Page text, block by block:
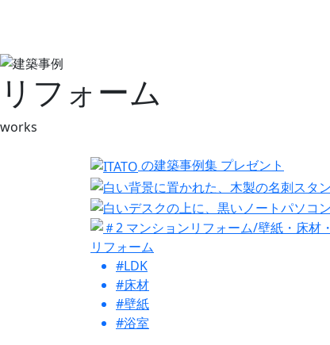
リフォーム
works
の建築事例集 プレゼント
リフォーム
#LDK
#床材
#壁紙
#浴室